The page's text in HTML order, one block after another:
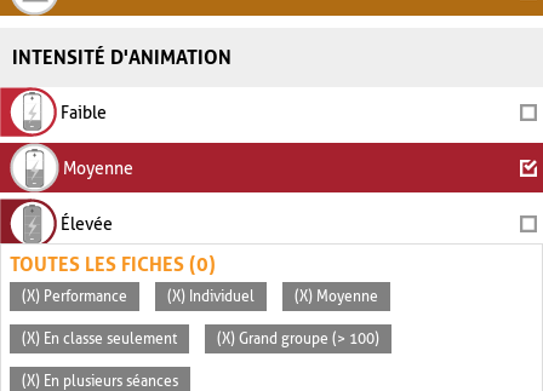
INTENSITÉ D'ANIMATION
Faible
Moyenne
Élevée
TOUTES LES FICHES (0)
(X) Performance (X) Individuel (X) Moyenne
(X) En classe seulement (X) Grand groupe (> 100)
(X) En plusieurs séances